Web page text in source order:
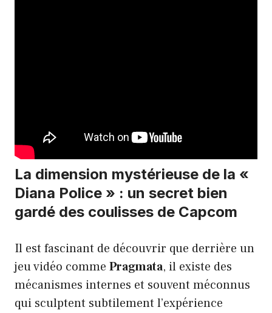
La dimension mystérieuse de la «
Diana Police » : un secret bien
gardé des coulisses de Capcom
Il est fascinant de découvrir que derrière un
jeu vidéo comme Pragmata, il existe des
mécanismes internes et souvent méconnus
qui sculptent subtilement l’expérience